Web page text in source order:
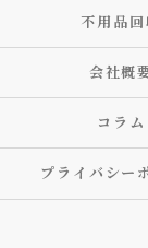
不用品回
会社概
コラム
プライバシー